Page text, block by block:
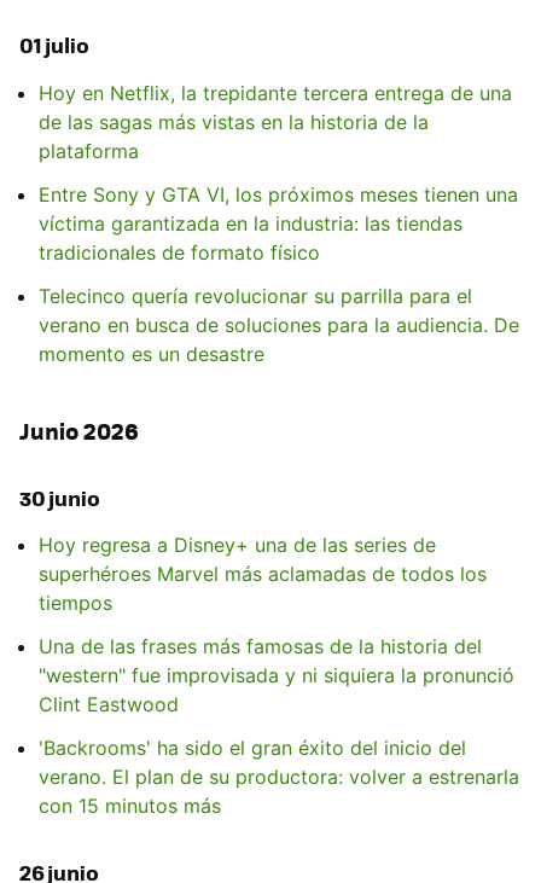
01 julio
Hoy en Netflix, la trepidante tercera entrega de una
de las sagas más vistas en la historia de la
plataforma
Entre Sony y GTA VI, los próximos meses tienen una
víctima garantizada en la industria: las tiendas
tradicionales de formato físico
Telecinco quería revolucionar su parrilla para el
verano en busca de soluciones para la audiencia. De
momento es un desastre
Junio 2026
30 junio
Hoy regresa a Disney+ una de las series de
superhéroes Marvel más aclamadas de todos los
tiempos
Una de las frases más famosas de la historia del
"western" fue improvisada y ni siquiera la pronunció
Clint Eastwood
'Backrooms' ha sido el gran éxito del inicio del
verano. El plan de su productora: volver a estrenarla
con 15 minutos más
26 junio